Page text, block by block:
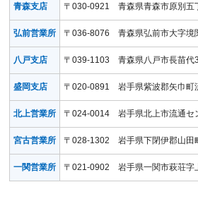
青森支店 〒030-0921 青森県青森市原別五
弘前営業所 〒036-8076 青森県弘前市大字境
八戸支店 〒039-1103 青森県八戸市長苗代
盛岡支店 〒020-0891 岩手県紫波郡矢巾町
北上営業所 〒024-0014 岩手県北上市流通セ
宮古営業所 〒028-1302 岩手県下閉伊郡山田
一関営業所 〒021-0902 岩手県一関市萩荘字